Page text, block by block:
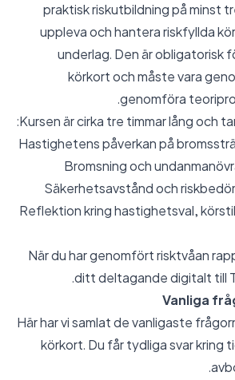
praktisk riskutbildning på minst
uppleva och hantera riskfyllda
underlag. Den är obligatorisk
körkort och måste vara
genomföra
Kursen är cirka tre timmar lång och
Hastighetens påverkan på
Bromsning och
Säkerhetsavstånd och
Reflektion kring hastighetsval,
När du har genomfört risktvåan
ditt deltagande digitalt till
Vanliga
Här har vi samlat de vanligaste
körkort. Du får tydliga svar kring